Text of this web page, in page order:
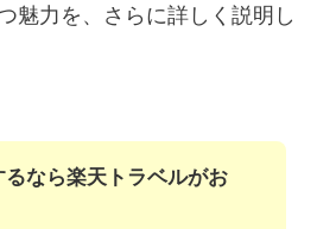
魅力を、さらに詳しく説明し
るなら楽天トラベルがお